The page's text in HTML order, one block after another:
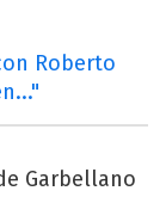
Roberto
Garbellano